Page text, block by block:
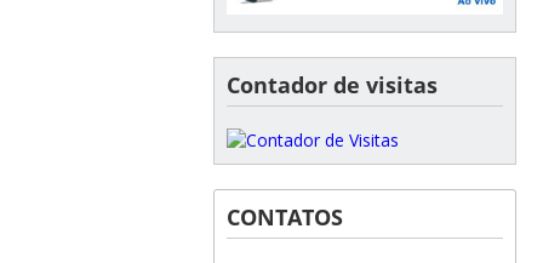
Contador de visitas
CONTATOS